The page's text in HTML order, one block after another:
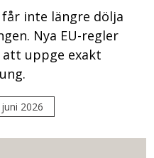
inte längre dölja
Nya EU-regler
uppge exakt
2026